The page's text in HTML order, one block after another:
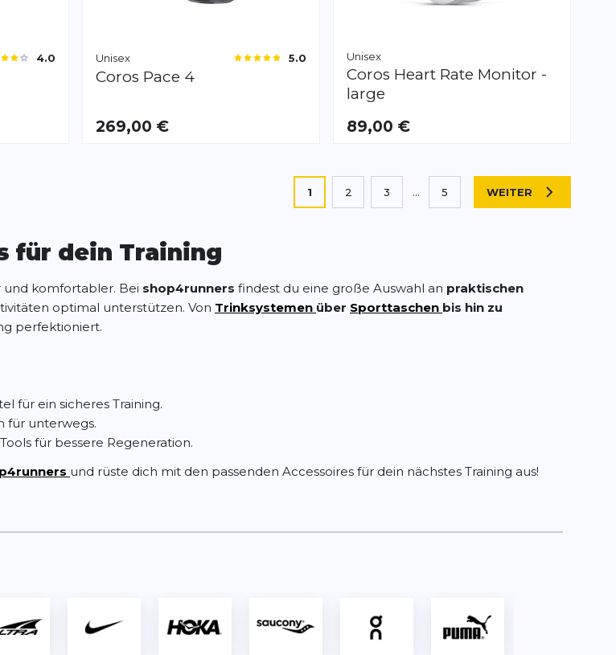
4.0 Unisex 5.0
Coros Pace 4
269,00 €
Unisex
Coros Heart Rate Monitor -
large
89,00 €
Sie lesen gerade die Seite
1
Seite
2
Seite
3 ...
Seite
5 SEITE
WEITER
für dein Training
und komfortabler. Bei shop4runners findest du eine große Auswahl an praktischen
optimal unterstützen. Von Trinksystemen über Sporttaschen bis hin zu
perfektioniert.
für ein sicheres Training.
für unterwegs.
für bessere Regeneration.
und rüste dich mit den passenden Accessoires für dein nächstes Training aus!